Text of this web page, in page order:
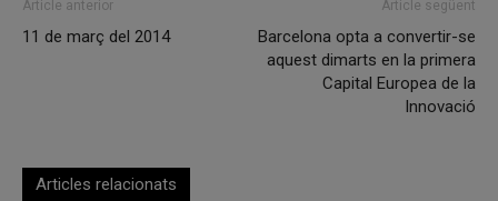
Article anterior
11 de març del 2014
Article següent
Barcelona opta a convertir-se
aquest dimarts en la primera
Capital Europea de la
Innovació
Articles relacionats